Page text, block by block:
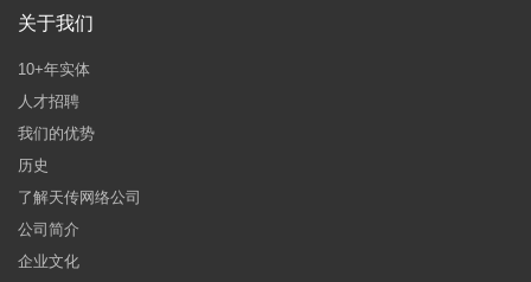
关于我们
10+年实体
人才招聘
我们的优势
历史
了解天传网络公司
公司简介
企业文化